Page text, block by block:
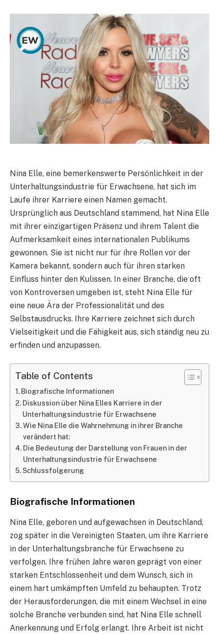
Nina Elle, eine bemerkenswerte Persönlichkeit in der
Unterhaltungsindustrie für Erwachsene, hat sich im
Laufe ihrer Karriere einen Namen gemacht.
Ursprünglich aus Deutschland stammend, hat Nina Elle
mit ihrer einzigartigen Präsenz und ihrem Talent die
Aufmerksamkeit eines internationalen Publikums
gewonnen. Sie ist nicht nur für ihre Rollen vor der
Kamera bekannt, sondern auch für ihren starken
Einfluss hinter den Kulissen. In einer Branche, die oft
von Kontroversen umgeben ist, steht Nina Elle für
eine neue Ära der Professionalität und des
Selbstausdrucks. Ihre Karriere zeichnet sich durch
Vielseitigkeit und die Fähigkeit aus, sich ständig neu zu
erfinden und anzupassen.
Table of Contents
Biografische Informationen
Diskussion über Nina Elles Karriere in der
Unterhaltungsindustrie für Erwachsene
Wie Nina Elle die Wahrnehmung in ihrer Branche
verändert hat:
Die Bedeutung der Darstellung von Frauen in der
Unterhaltungsindustrie für Erwachsene
Schlussfolgerung
Biografische Informationen
Nina Elle, geboren und aufgewachsen in Deutschland,
zog später in die Vereinigten Staaten, um ihre Karriere
in der Unterhaltungsbranche für Erwachsene zu
verfolgen. Ihre frühen Jahre waren geprägt von einer
starken Entschlossenheit und dem Wunsch, sich in
einem hart umkämpften Umfeld zu behaupten. Trotz
der Herausforderungen, die mit einem Wechsel in eine
solche Branche verbunden sind, hat Nina Elle schnell
Anerkennung und Erfolg erlangt. Ihre Arbeit ist nicht